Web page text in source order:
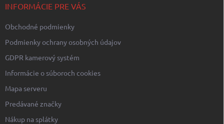
INFORMÁCIE PRE VÁS
Obchodné podmienky
Podmienky ochrany osobných údajov
GDPR kamerový systém
Informácie o súboroch cookies
Mapa serveru
Predávané značky
Nákup na splátky